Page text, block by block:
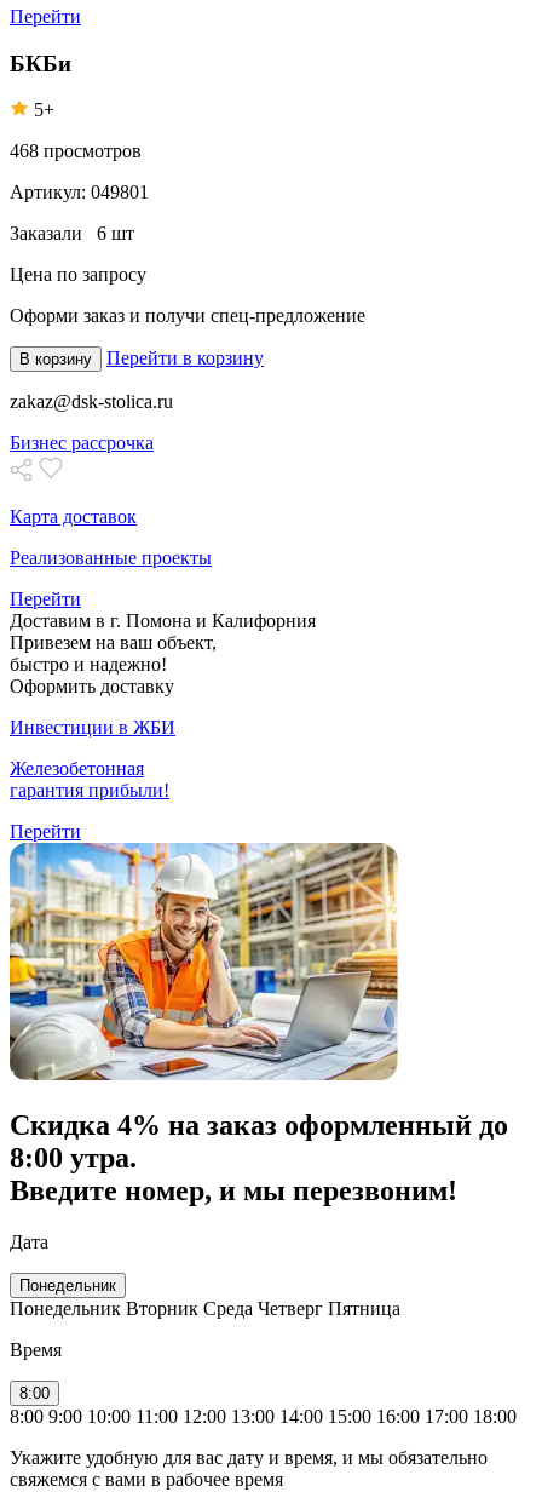
Перейти
БКБи
5+
468 просмотров
Артикул: 049801
Заказали 6 шт
Цена по запросу
Оформи заказ и получи спец-предложение
В корзину Перейти в корзину
zakaz@dsk-stolica.ru
Бизнес рассрочка
Карта доставок
Реализованные проекты
Перейти
Доставим в г. Помона и Калифорния
Привезем на ваш объект,
быстро и надежно!
Оформить доставку
Инвестиции в ЖБИ
Железобетонная
гарантия прибыли!
Перейти
Скидка 4% на заказ оформленный до
8:00 утра.
Введите номер, и мы перезвоним!
Дата
Понедельник
Понедельник Вторник Среда Четверг Пятница
Время
8:00
8:00 9:00 10:00 11:00 12:00 13:00 14:00 15:00 16:00 17:00 18:00
Укажите удобную для вас дату и время, и мы обязательно
свяжемся с вами в рабочее время